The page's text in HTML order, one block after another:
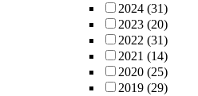
2024 (31)
2023 (20)
2022 (31)
2021 (14)
2020 (25)
2019 (29)